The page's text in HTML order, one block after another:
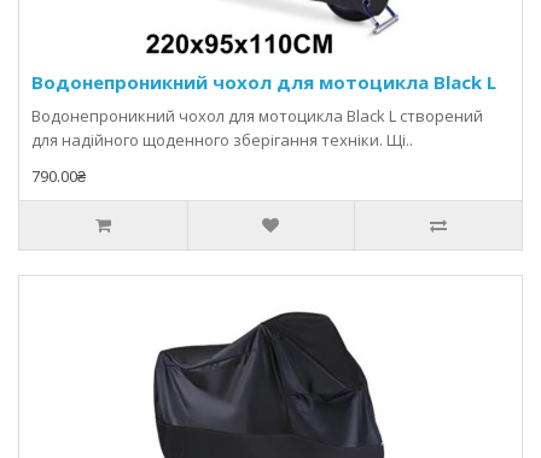
Водонепроникний чохол для мотоцикла Black L
Водонепроникний чохол для мотоцикла Black L створений
для надійного щоденного зберігання техніки. Щі..
790.00₴